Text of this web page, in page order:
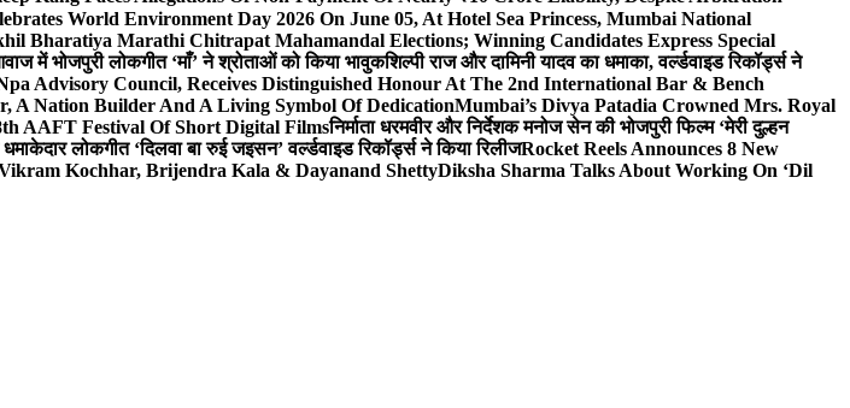
World Environment Day 2026 On June 05, At Hotel Sea Princess, Mumbai National
Bharatiya Marathi Chitrapat Mahamandal Elections; Winning Candidates Express Special
में भोजपुरी लोकगीत ‘माँ’ ने श्रोताओं को किया भावुकशिल्पी राज और दामिनी यादव का धमाका, वर्ल्डवाइड रिकॉर्ड्स ने
Advisory Council, Receives Distinguished Honour At The 2nd International Bar & Bench
A Nation Builder And A Living Symbol Of DedicationMumbai’s Divya Patadia Crowned Mrs. Royal
AAFT Festival Of Short Digital Filmsनिर्माता धरमवीर और निर्देशक मनोज सेन की भोजपुरी फिल्म ‘मेरी दुल्हन
लोकगीत ‘दिलवा बा रुई जइसन’ वर्ल्डवाइड रिकॉर्ड्स ने किया रिलीजRocket Reels Announces 8 New
Kochhar, Brijendra Kala & Dayanand ShettyDiksha Sharma Talks About Working On ‘Dil